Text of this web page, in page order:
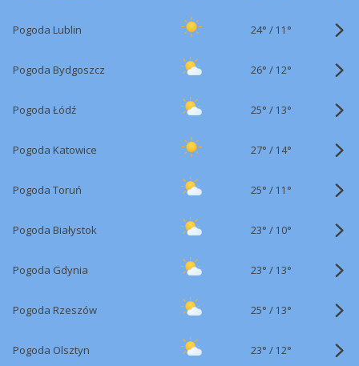
Pogoda Lublin 24° / 11°
Pogoda Bydgoszcz 26° / 12°
Pogoda Łódź 25° / 13°
Pogoda Katowice 27° / 14°
Pogoda Toruń 25° / 11°
Pogoda Białystok 23° / 10°
Pogoda Gdynia 23° / 13°
Pogoda Rzeszów 25° / 13°
Pogoda Olsztyn 23° / 12°